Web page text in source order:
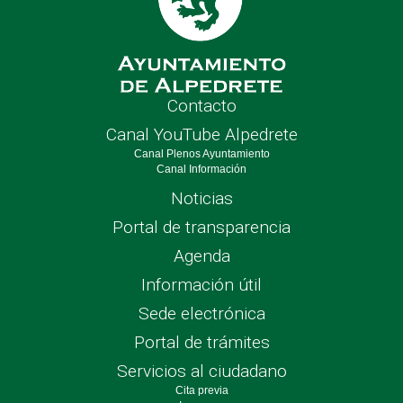
Contacto
Canal YouTube Alpedrete
Canal Plenos Ayuntamiento
Canal Información
Noticias
Portal de transparencia
Agenda
Información útil
Sede electrónica
Portal de trámites
Servicios al ciudadano
Cita previa